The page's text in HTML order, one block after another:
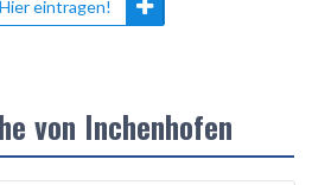
eintragen!
von Inchenhofen